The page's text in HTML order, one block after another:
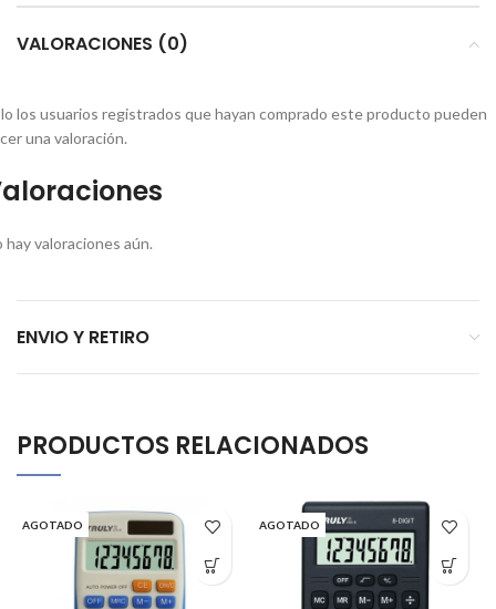
VALORACIONES (0)
hay valoraciones aún.
los usuarios registrados que hayan comprado este producto pueden
una valoración.
ENVIO Y RETIRO
PRODUCTOS RELACIONADOS
AGOTADO AGOTADO